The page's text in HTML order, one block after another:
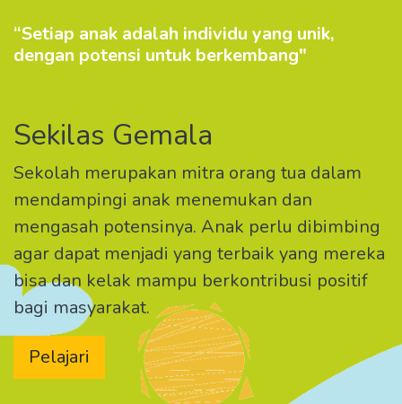
Sekilas Gemala
Sekolah merupakan mitra orang tua dalam
mendampingi anak menemukan dan
mengasah potensinya. Anak perlu dibimbing
agar dapat menjadi yang terbaik yang mereka
bisa dan kelak mampu berkontribusi positif
bagi masyarakat.
Pelajari
“Setiap anak adalah individu yang unik,
dengan potensi untuk berkembang"